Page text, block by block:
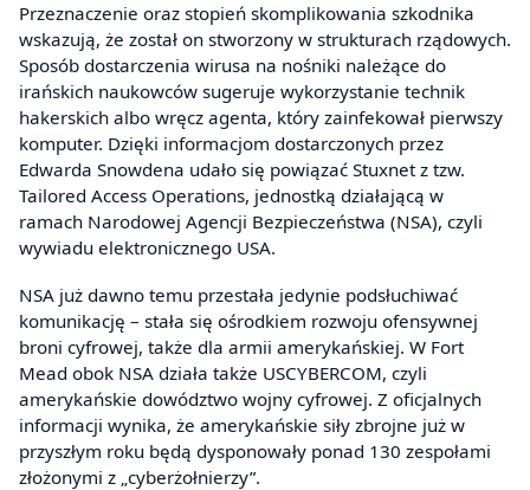
Przeznaczenie oraz stopień skomplikowania szkodnika
wskazują, że został on stworzony w strukturach rządowych.
Sposób dostarczenia wirusa na nośniki należące do
irańskich naukowców sugeruje wykorzystanie technik
hakerskich albo wręcz agenta, który zainfekował pierwszy
komputer. Dzięki informacjom dostarczonych przez
Edwarda Snowdena udało się powiązać Stuxnet z tzw.
Tailored Access Operations, jednostką działającą w
ramach Narodowej Agencji Bezpieczeństwa (NSA), czyli
wywiadu elektronicznego USA.
NSA już dawno temu przestała jedynie podsłuchiwać
komunikację – stała się ośrodkiem rozwoju ofensywnej
broni cyfrowej, także dla armii amerykańskiej. W Fort
Mead obok NSA działa także USCYBERCOM, czyli
amerykańskie dowództwo wojny cyfrowej. Z oficjalnych
informacji wynika, że amerykańskie siły zbrojne już w
przyszłym roku będą dysponowały ponad 130 zespołami
złożonymi z „cyberżołnierzy”.